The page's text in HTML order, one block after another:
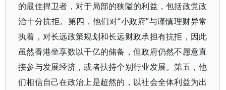
的最佳捍卫者，对于局部的狭隘的利益，包括政党政
治十分抗拒。第四，他们对“小政府”与谨慎理财异常
执着，对长远政策规划和长远财政承担有抗拒，因此
虽然香港坐享数以千亿的储备，但政府仍然不愿意直
接参与发展经济，或者扶持个别行业发展。第五，他
们相信自己在政治上是超然的，以社会全体利益为出